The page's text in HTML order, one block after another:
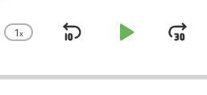
Change
Rate
1x
Skip
Play